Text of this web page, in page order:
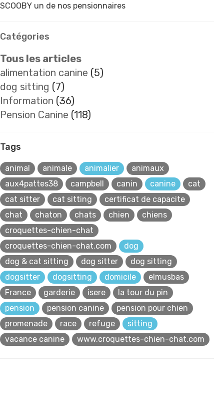
SCOOBY un de nos pensionnaires
Catégories
Tous les articles
alimentation canine (5)
dog sitting (7)
Information (36)
Pension Canine (118)
Tags
animal animale animalier
animaux
aux4pattes38
campbell canin canine
cat
cat sitter
cat sitting
certificat de capacite
chat
chaton chats chien
chiens
croquettes-chien-chat
croquettes-chien-chat.com
dog
dog & cat sitting
dog sitter
dog sitting
dogsitter
dogsitting domicile
elmusbas
France
garderie isere
la tour du pin
pension
pension canine
pension pour chien
promenade
race refuge
sitting
vacance canine
www.croquettes-chien-chat.com